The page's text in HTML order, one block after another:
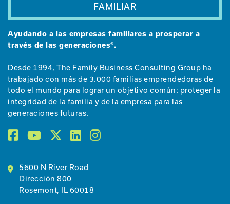
FAMILIAR
Ayudando a las empresas familiares a prosperar a
través de las generaciones®.
Desde 1994, The Family Business Consulting Group ha
trabajado con más de 3.000 familias emprendedoras de
todo el mundo para lograr un objetivo común: proteger la
integridad de la familia y de la empresa para las
generaciones futuras.
5600 N River Road
Dirección 800
Rosemont, IL 60018